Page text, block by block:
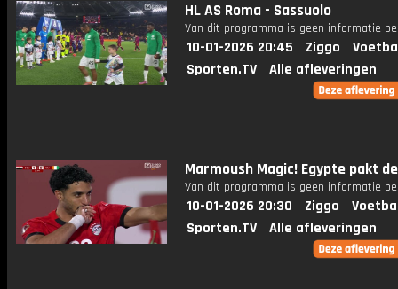
HL AS Roma - Sassuolo
Van dit programma is geen informatie
10-01-2026 20:45 Ziggo
Sporten.TV
Alle afleveringen
Marmoush Magic! Egypte pakt
Van dit programma is geen informatie
10-01-2026 20:30 Ziggo
Sporten.TV
Alle afleveringen